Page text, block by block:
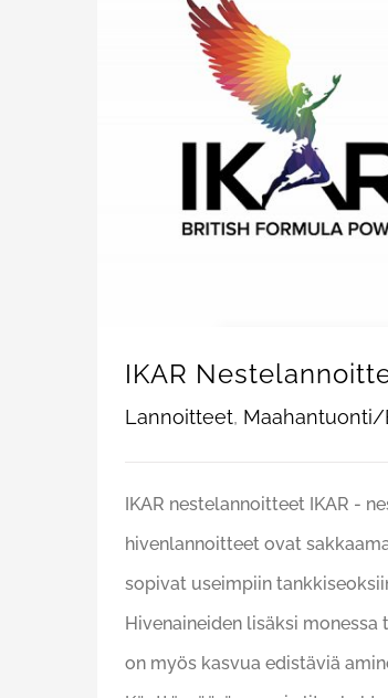
IKAR
Lannoitteet, Maahantuonti/
IKAR nestelannoitteet IKAR -
hivenlannoitteet ovat
sopivat useimpiin
Hivenaineiden lisäksi monessa
on myös kasvua edistäviä